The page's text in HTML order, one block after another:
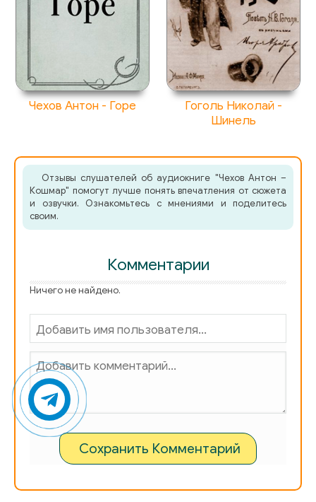
Чехов Антон - Горе
Гоголь Николай -
Шинель
Отзывы слушателей об аудиокниге "Чехов Антон –
Кошмар" помогут лучше понять впечатления от сюжета
и озвучки. Ознакомьтесь с мнениями и поделитесь
своим.
Комментарии
Ничего не найдено.
Сохранить Комментарий